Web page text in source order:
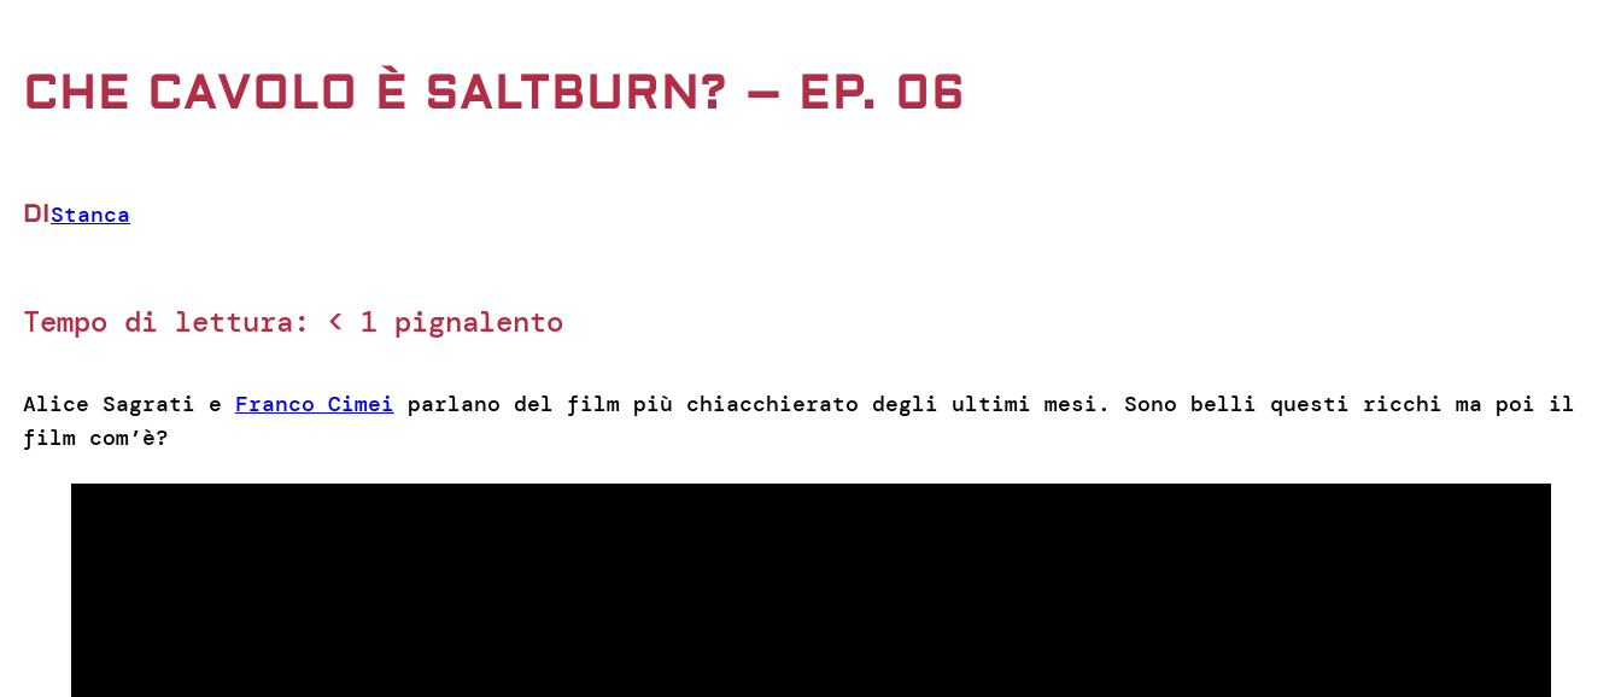
CHE CAVOLO È SALTBURN? – EP. 06
DIStanca
Tempo di lettura: < 1 pignalento
Alice Sagrati e Franco Cimei parlano del film più chiacchierato degli ultimi mesi. Sono belli questi ricchi ma poi il
film com’è?